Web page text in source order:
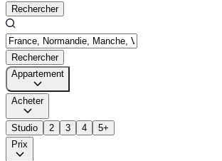
Rechercher
Rechercher
Appartement
Acheter
Studio 2 3 4
5+
Prix